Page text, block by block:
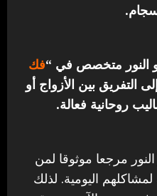
النور متخصص في “فك
التفريق بين الأزواج أو
روحانية فعالة.
مرجعا موثوقا لمن
اليومية. لذلك